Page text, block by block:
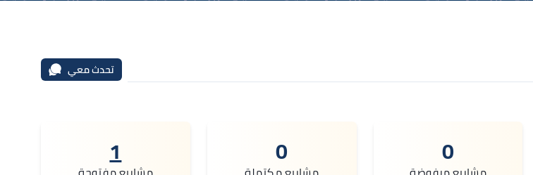
تحدث معي
0
0
1